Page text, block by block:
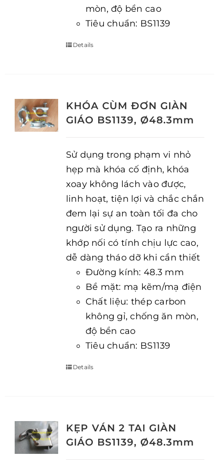
mòn, độ bền cao
Tiêu chuẩn: BS1139
Details
KHÓA CÙM ĐƠN GIÀN
GIÁO BS1139, Ø48.3mm
Sử dụng trong phạm vi nhỏ
hẹp mà khóa cố định, khóa
xoay không lách vào được,
linh hoạt, tiện lợi và chắc chắn
đem lại sự an toàn tối đa cho
người sử dụng. Tạo ra những
khớp nối có tính chịu lực cao,
dễ dàng tháo dỡ khi cần thiết
Đường kính: 48.3 mm
Bề mặt: mạ kẽm/mạ điện
Chất liệu: thép carbon
không gỉ, chống ăn mòn,
độ bền cao
Tiêu chuẩn: BS1139
Details
KẸP VÁN 2 TAI GIÀN
GIÁO BS1139, Ø48.3mm